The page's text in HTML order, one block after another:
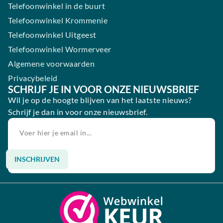
Telefoonwinkel in de buurt
Telefoonwinkel Krommenie
Telefoonwinkel Uitgeest
Telefoonwinkel Wormerveer
Algemene voorwaarden
Privacybeleid
SCHRIJF JE IN VOOR ONZE NIEUWSBRIEF
Wil je op de hoogte blijven van het laatste nieuws?
Schrijf je dan in voor onze nieuwsbrief.
INSCHRIJVEN
Alternative: